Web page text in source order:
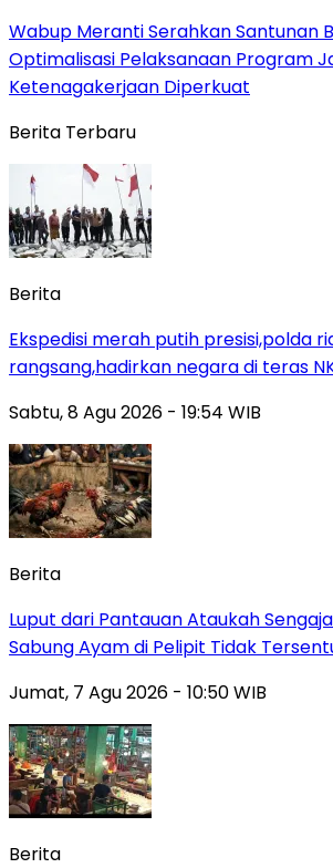
Wabup Meranti Serahkan Santunan
Optimalisasi Pelaksanaan Program
Ketenagakerjaan Diperkuat
Berita Terbaru
Berita
Ekspedisi merah putih presisi,polda
rangsang,hadirkan negara di teras
Sabtu, 8 Agu 2026 - 19:54 WIB
Berita
Luput dari Pantauan Ataukah
Sabung Ayam di Pelipit Tidak
Jumat, 7 Agu 2026 - 10:50 WIB
Berita